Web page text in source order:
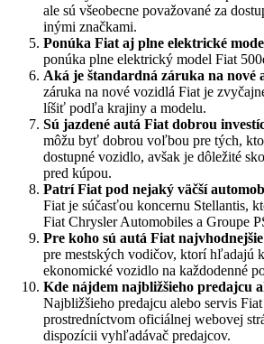
ale sú všeobecne považované za
inými značkami.
Ponúka Fiat aj plne elektrické
ponúka plne elektrický model Fiat
Aká je štandardná záruka na nové
záruka na nové vozidlá Fiat je
líšiť podľa krajiny a modelu.
Sú jazdené autá Fiat dobrou
môžu byť dobrou voľbou pre tých,
dostupné vozidlo, avšak je dôležité
pred kúpou.
Patrí Fiat pod nejaký väčší
Fiat je súčasťou koncernu Stellantis,
Fiat Chrysler Automobiles a Groupe
Pre koho sú autá Fiat
pre mestských vodičov, ktorí hľadajú
ekonomické vozidlo na každodenné
Kde nájdem najbližšieho predajcu
Najbližšieho predajcu alebo servis
prostredníctvom oficiálnej webovej
dispozícii vyhľadávač predajcov.